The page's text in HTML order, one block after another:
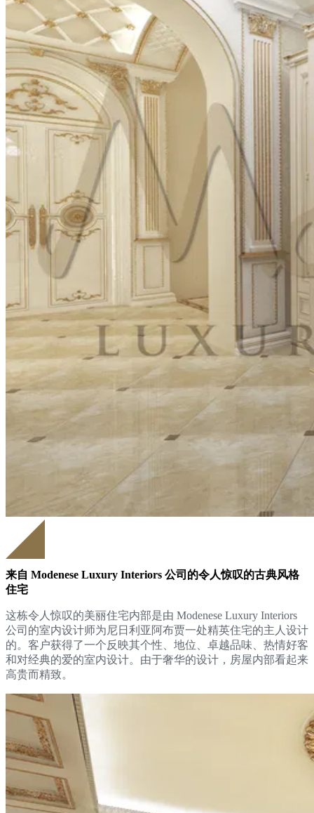
来自 Modenese Luxury Interiors 公司的令人惊叹的古典风格
住宅
这栋令人惊叹的美丽住宅内部是由 Modenese Luxury Interiors
公司的室内设计师为尼日利亚阿布贾一处精英住宅的主人设计
的。客户获得了一个反映其个性、地位、卓越品味、热情好客
和对经典的爱的室内设计。由于奢华的设计，房屋内部看起来
高贵而精致。